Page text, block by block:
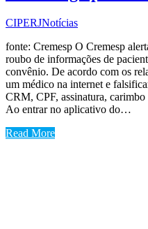
CIPERJNotícias
fonte: Cremesp O Cremesp
roubo de informações de
convênio. De acordo com os
um médico na internet e
CRM, CPF, assinatura,
Ao entrar no aplicativo do…
Read More